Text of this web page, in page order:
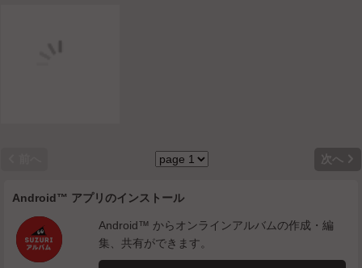
次へ 
Android™ アプリのインストール
Android™ からオンラインアルバムの作成・編
集、共有ができます。